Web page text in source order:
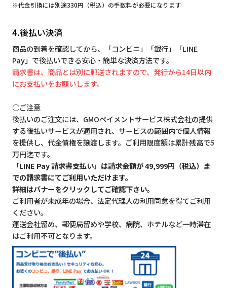
※代金引換には別途330円（税込）の手数料が必要になります
4.後払い決済
商品の到着を確認してから、「コンビニ」「銀行」「LINE
Pay」で後払いできる安心・簡単な決済方法です。
請求書は、商品とは別に郵送されますので、発行から14日以内
にお支払いをお願いします。
○ご注意
後払いのご注文には、GMOペイメントサービス株式会社の提供
する後払いサービスが適用され、サービスの範囲内で個人情報
を提供し、代金債権を譲渡します。ご利用限度額は累計残高で5
万円迄です。
「LINE Pay 請求書支払い」は請求金額が 49,999円（税込）ま
での請求書にてご利用いただけます。
詳細はバナーをクリックしてご確認下さい。
ご利用者が未成年の場合、法定代理人の利用同意を得てご利用
ください。
運送会社留め、郵便局留めや学校、病院、ホテルなど一時滞在
はご利用不可となります。